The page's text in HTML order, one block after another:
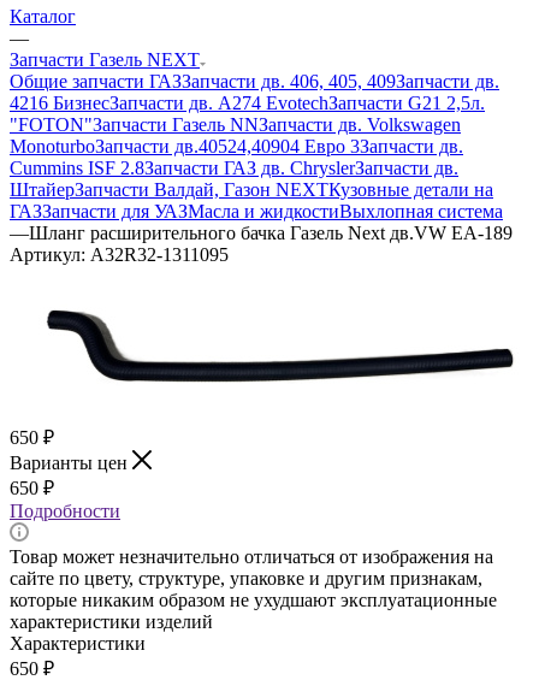
Каталог
—
Запчасти Газель NEXT
Общие запчасти ГАЗЗапчасти дв. 406, 405, 409Запчасти дв.
4216 БизнесЗапчасти дв. A274 EvotechЗапчасти G21 2,5л.
"FOTON"Запчасти Газель NNЗапчасти дв. Volkswagen
MonoturboЗапчасти дв.40524,40904 Евро 3Запчасти дв.
Cummins ISF 2.8Запчасти ГАЗ дв. ChryslerЗапчасти дв.
ШтайерЗапчасти Валдай, Газон NEXTКузовные детали на
ГАЗЗапчасти для УАЗМасла и жидкостиВыхлопная система
—Шланг расширительного бачка Газель Next дв.VW EA-189
Артикул: А32R32-1311095
650 ₽
Варианты цен
650 ₽
Подробности
Товар может незначительно отличаться от изображения на
сайте по цвету, структуре, упаковке и другим признакам,
которые никаким образом не ухудшают эксплуатационные
характеристики изделий
Характеристики
650 ₽